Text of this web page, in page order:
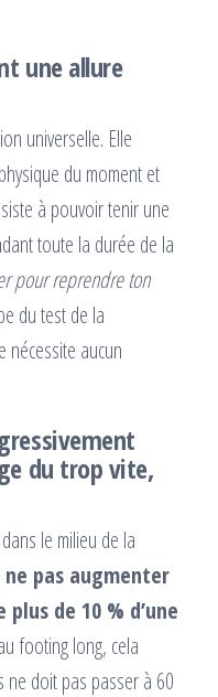
une allure
universelle. Elle
du moment et
à pouvoir tenir une
toute la durée de la
pour reprendre ton
du test de la
nécessite aucun
du trop vite,
le milieu de la
ne pas augmenter
de 10 % d’une
footing long, cela
ne doit pas passer à 60